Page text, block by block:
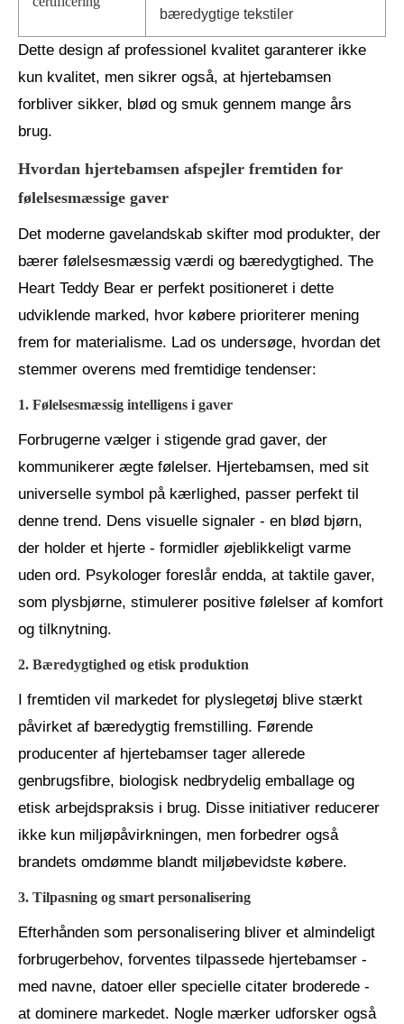
bæredygtige tekstiler
Dette design af professionel kvalitet garanterer ikke
kun kvalitet, men sikrer også, at hjertebamsen
forbliver sikker, blød og smuk gennem mange års
brug.
Hvordan hjertebamsen afspejler fremtiden for
følelsesmæssige gaver
Det moderne gavelandskab skifter mod produkter, der
bærer følelsesmæssig værdi og bæredygtighed. The
Heart Teddy Bear er perfekt positioneret i dette
udviklende marked, hvor købere prioriterer mening
frem for materialisme. Lad os undersøge, hvordan det
stemmer overens med fremtidige tendenser:
1. Følelsesmæssig intelligens i gaver
Forbrugerne vælger i stigende grad gaver, der
kommunikerer ægte følelser. Hjertebamsen, med sit
universelle symbol på kærlighed, passer perfekt til
denne trend. Dens visuelle signaler - en blød bjørn,
der holder et hjerte - formidler øjeblikkeligt varme
uden ord. Psykologer foreslår endda, at taktile gaver,
som plysbjørne, stimulerer positive følelser af komfort
og tilknytning.
2. Bæredygtighed og etisk produktion
I fremtiden vil markedet for plyslegetøj blive stærkt
påvirket af bæredygtig fremstilling. Førende
producenter af hjertebamser tager allerede
genbrugsfibre, biologisk nedbrydelig emballage og
etisk arbejdspraksis i brug. Disse initiativer reducerer
ikke kun miljøpåvirkningen, men forbedrer også
brandets omdømme blandt miljøbevidste købere.
3. Tilpasning og smart personalisering
Efterhånden som personalisering bliver et almindeligt
forbrugerbehov, forventes tilpassede hjertebamser -
med navne, datoer eller specielle citater broderede -
at dominere markedet. Nogle mærker udforsker også